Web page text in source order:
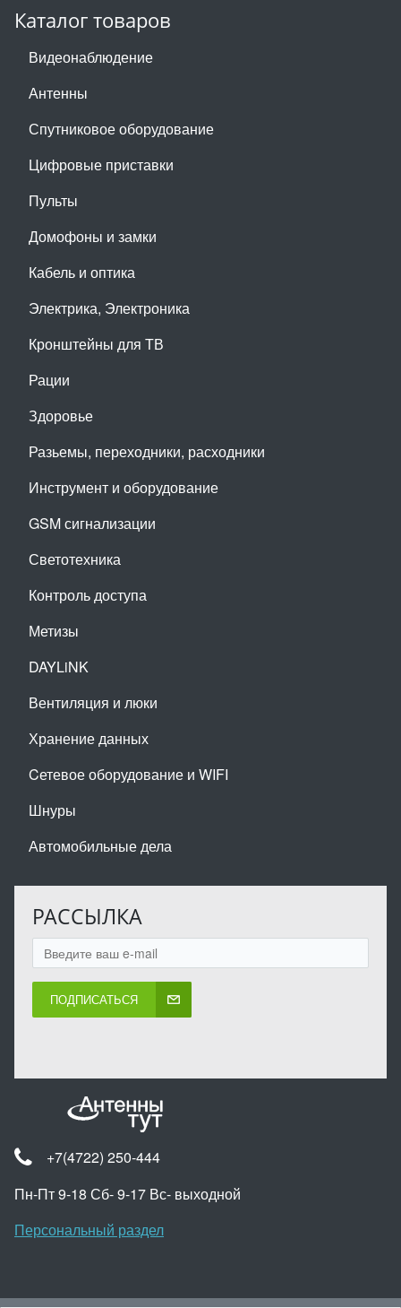
Каталог товаров
Видеонаблюдение
Антенны
Спутниковое оборудование
Цифровые приставки
Пульты
Домофоны и замки
Кабель и оптика
Электрика, Электроника
Кронштейны для ТВ
Рации
Здоровье
Разьемы, переходники, расходники
Инструмент и оборудование
GSM сигнализации
Светотехника
Контроль доступа
Метизы
DAYLiNK
Вентиляция и люки
Хранение данных
Cетевое оборудование и WIFI
Шнуры
Автомобильные дела
РАССЫЛКА
ПОДПИСАТЬСЯ
+7(4722) 250-444
Пн-Пт 9-18 Сб- 9-17 Вс- выходной
Персональный раздел